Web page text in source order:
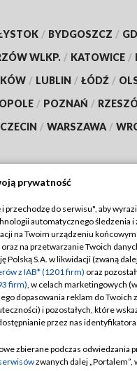
/ BYDGOSZCZ /
WLKP. / KATOWICE /
/ LUBLIN / ŁÓDŹ /
OPOLE / POZNAŃ /
/ WARSZAWA /
TVP
TVP
TVP
Cyfrowa
Regulamin TVP
Polityka prywatności
Moje zgody
Pomoc
Kontakt
prywatność
przechodzę do serwisu", aby
automatycznego śledzenia i
na Twoim urządzeniu końcowym
na przetwarzanie Twoich
Polską S.A. w likwidacji (zwaną
z IAB* (1201 firm) oraz
firm), w celach marketingowych
dopasowania reklam do Twoich
i pozostałych, które
przez nas identyfikatora
zbierane podczas odwiedzania
zwanych dalej